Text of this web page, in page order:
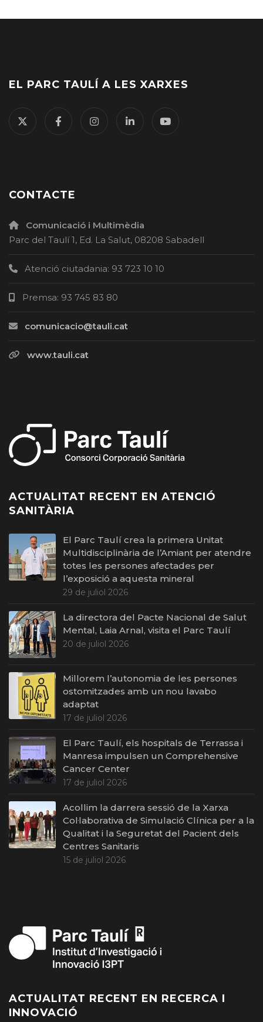
EL PARC TAULÍ A LES XARXES
CONTACTE
Comunicació i Multimèdia
Parc del Taulí 1, Ed. La Salut, 08208 Sabadell
Atenció ciutadania: 93 723 10 10
Premsa: 93 745 83 80
comunicacio@tauli.cat
www.tauli.cat
ACTUALITAT RECENT EN ATENCIÓ
SANITÀRIA
El Parc Taulí crea la primera Unitat
Multidisciplinària de l’Amiant per atendre
totes les persones afectades per
l’exposició a aquesta mineral
29 de juliol 2026
La directora del Pacte Nacional de Salut
Mental, Laia Arnal, visita el Parc Taulí
20 de juliol 2026
Millorem l’autonomia de les persones
ostomitzades amb un nou lavabo
adaptat
17 de juliol 2026
El Parc Taulí, els hospitals de Terrassa i
Manresa impulsen un Comprehensive
Cancer Center
17 de juliol 2026
Acollim la darrera sessió de la Xarxa
Col·laborativa de Simulació Clínica per a la
Qualitat i la Seguretat del Pacient dels
Centres Sanitaris
15 de juliol 2026
ACTUALITAT RECENT EN RECERCA I
INNOVACIÓ